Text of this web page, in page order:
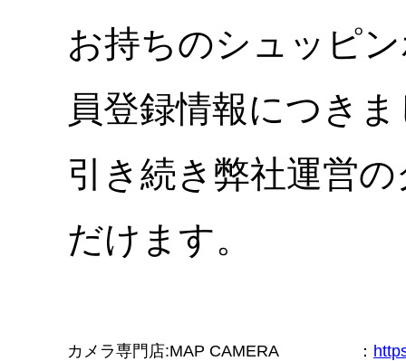
お持ちのシュッピ
員登録情報につき
引き続き弊社運営
だけます。
カメラ専門店:MAP CAMERA ：